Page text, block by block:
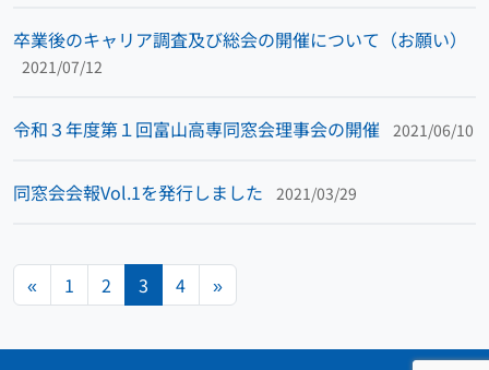
卒業後のキャリア調査及び総会の開催について（お願い）
2021/07/12
令和３年度第１回富山高専同窓会理事会の開催 2021/06/10
同窓会会報Vol.1を発行しました 2021/03/29
投稿ナビゲーション
« 1 2 3 4 »